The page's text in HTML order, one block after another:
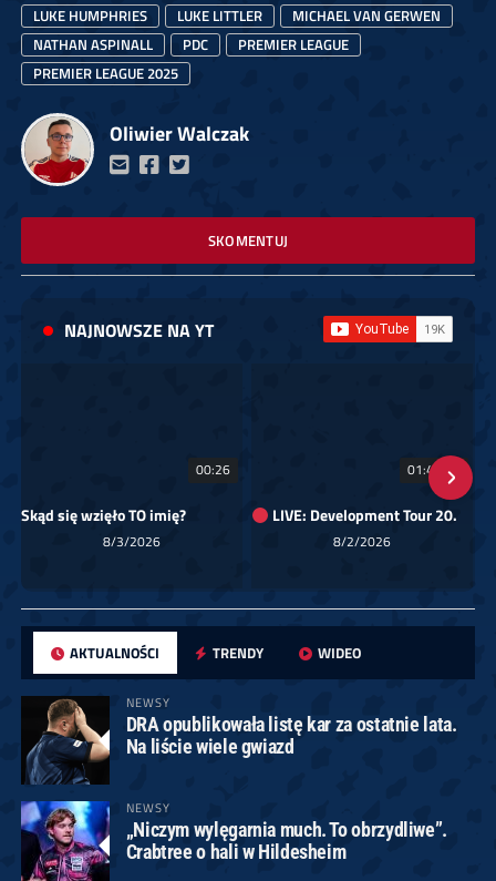
LUKE HUMPHRIES
LUKE LITTLER
MICHAEL VAN GERWEN
NATHAN ASPINALL
PDC
PREMIER LEAGUE
PREMIER LEAGUE 2025
Oliwier Walczak
SKOMENTUJ
NAJNOWSZE NA YT
00:26
Skąd się wzięło TO imię?
8/3/2026
01:40:24
LIVE: Development Tour 20.
8/2/2026
AKTUALNOŚCI TRENDY WIDEO
NEWSY
DRA opublikowała listę kar za ostatnie lata.
Na liście wiele gwiazd
NEWSY
„Niczym wylęgarnia much. To obrzydliwe”.
Crabtree o hali w Hildesheim